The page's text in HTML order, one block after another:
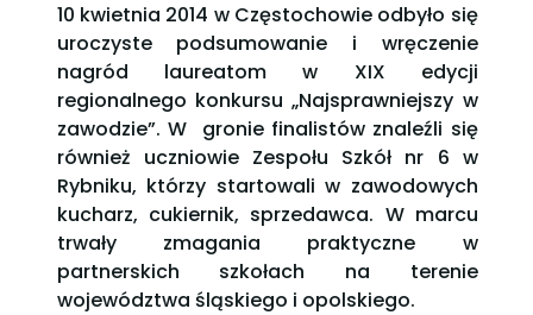
10 kwietnia 2014 w Częstochowie odbyło się
uroczyste podsumowanie i wręczenie
nagród laureatom w XIX edycji
regionalnego konkursu „Najsprawniejszy w
zawodzie”. W gronie finalistów znaleźli się
również uczniowie Zespołu Szkół nr 6 w
Rybniku, którzy startowali w zawodowych
kucharz, cukiernik, sprzedawca. W marcu
trwały zmagania praktyczne w
partnerskich szkołach na terenie
województwa śląskiego i opolskiego.